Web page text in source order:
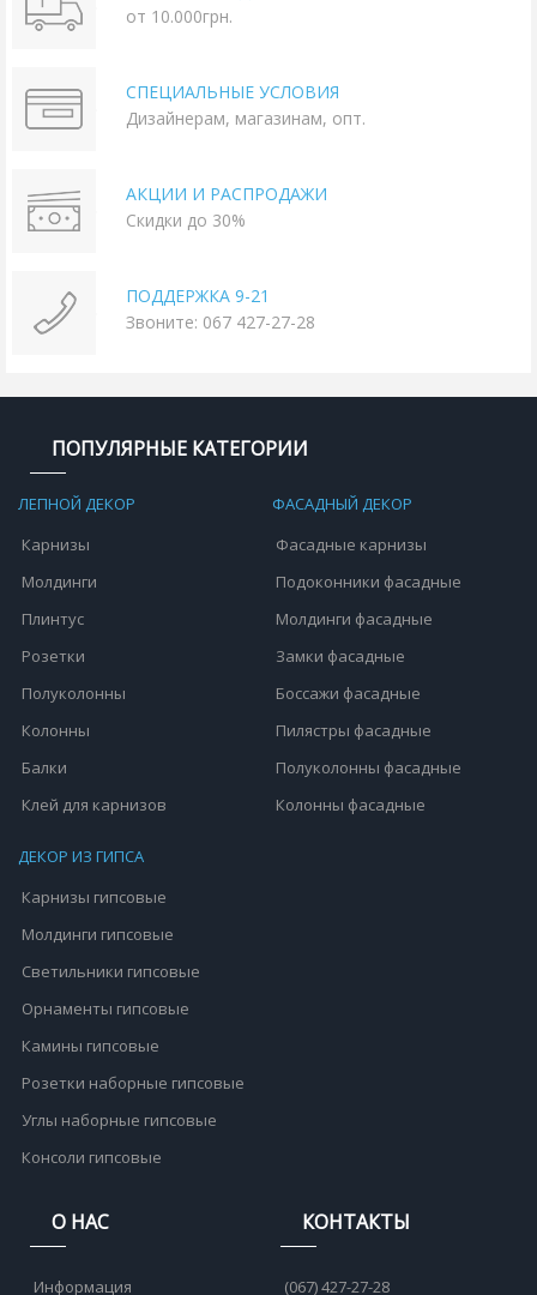
от 10.000грн.
СПЕЦИАЛЬНЫЕ УСЛОВИЯ
Дизайнерам, магазинам, опт.
АКЦИИ И РАСПРОДАЖИ
Скидки до 30%
ПОДДЕРЖКА 9-21
Звоните: 067 427-27-28
ПОПУЛЯРНЫЕ КАТЕГОРИИ
ЛЕПНОЙ ДЕКОР
Карнизы
Молдинги
Плинтус
Розетки
Полуколонны
Колонны
Балки
Клей для карнизов
ФАСАДНЫЙ ДЕКОР
Фасадные карнизы
Подоконники фасадные
Молдинги фасадные
Замки фасадные
Боссажи фасадные
Пилястры фасадные
Полуколонны фасадные
Колонны фасадные
ДЕКОР ИЗ ГИПСА
Карнизы гипсовые
Молдинги гипсовые
Светильники гипсовые
Орнаменты гипсовые
Камины гипсовые
Розетки наборные гипсовые
Углы наборные гипсовые
Консоли гипсовые
О НАС
Информация
КОНТАКТЫ
(067) 427-27-28